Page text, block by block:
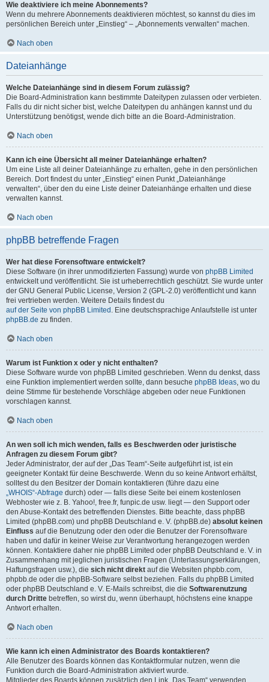
Wie deaktiviere ich meine Abonnements?
Wenn du mehrere Abonnements deaktivieren möchtest, so kannst du dies im
persönlichen Bereich unter „Einstieg“ – „Abonnements verwalten“ machen.
Nach oben
Dateianhänge
Welche Dateianhänge sind in diesem Forum zulässig?
Die Board-Administration kann bestimmte Dateitypen zulassen oder verbieten.
Falls du dir nicht sicher bist, welche Dateitypen du anhängen kannst und du
Unterstützung benötigst, wende dich bitte an die Board-Administration.
Nach oben
Kann ich eine Übersicht all meiner Dateianhänge erhalten?
Um eine Liste all deiner Dateianhänge zu erhalten, gehe in den persönlichen
Bereich. Dort findest du unter „Einstieg“ einen Punkt „Dateianhänge
verwalten“, über den du eine Liste deiner Dateianhänge erhalten und diese
verwalten kannst.
Nach oben
phpBB betreffende Fragen
Wer hat diese Forensoftware entwickelt?
Diese Software (in ihrer unmodifizierten Fassung) wurde von phpBB Limited
entwickelt und veröffentlicht. Sie ist urheberrechtlich geschützt. Sie wurde unter
der GNU General Public License, Version 2 (GPL-2.0) veröffentlicht und kann
frei vertrieben werden. Weitere Details findest du
auf der Seite von phpBB Limited . Eine deutschsprachige Anlaufstelle ist unter
phpBB.de zu finden.
Nach oben
Warum ist Funktion x oder y nicht enthalten?
Diese Software wurde von phpBB Limited geschrieben. Wenn du denkst, dass
eine Funktion implementiert werden sollte, dann besuche phpBB Ideas, wo du
deine Stimme für bestehende Vorschläge abgeben oder neue Funktionen
vorschlagen kannst.
Nach oben
An wen soll ich mich wenden, falls es Beschwerden oder juristische
Anfragen zu diesem Forum gibt?
Jeder Administrator, der auf der „Das Team“-Seite aufgeführt ist, ist ein
geeigneter Kontakt für deine Beschwerde. Wenn du so keine Antwort erhältst,
solltest du den Besitzer der Domain kontaktieren (führe dazu eine
„WHOIS“-Abfrage durch) oder — falls diese Seite bei einem kostenlosen
Webhoster wie z. B. Yahoo!, free.fr, funpic.de usw. liegt — den Support oder
den Abuse-Kontakt des betreffenden Dienstes. Bitte beachte, dass phpBB
Limited (phpBB.com) und phpBB Deutschland e. V. (phpBB.de) absolut keinen
Einfluss auf die Benutzung oder den oder die Benutzer der Forensoftware
haben und dafür in keiner Weise zur Verantwortung herangezogen werden
können. Kontaktiere daher nie phpBB Limited oder phpBB Deutschland e. V. in
Zusammenhang mit jeglichen juristischen Fragen (Unterlassungserklärungen,
Haftungsfragen usw.), die sich nicht direkt auf die Websiten phpbb.com,
phpbb.de oder die phpBB-Software selbst beziehen. Falls du phpBB Limited
oder phpBB Deutschland e. V. E-Mails schreibst, die die Softwarenutzung
durch Dritte betreffen, so wirst du, wenn überhaupt, höchstens eine knappe
Antwort erhalten.
Nach oben
Wie kann ich einen Administrator des Boards kontaktieren?
Alle Benutzer des Boards können das Kontaktformular nutzen, wenn die
Funktion durch die Board-Administration aktiviert wurde.
Mitglieder des Boards können zusätzlich den Link „Das Team“ verwenden.